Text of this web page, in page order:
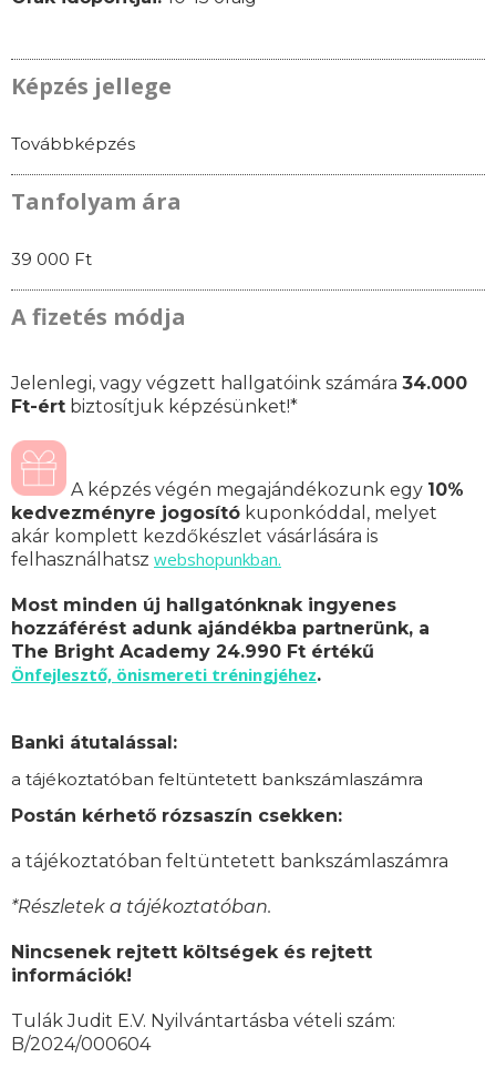
Képzés jellege
Továbbképzés
Tanfolyam ára
39 000 Ft
A fizetés módja
Jelenlegi, vagy végzett hallgatóink számára 34.000
Ft-ért biztosítjuk képzésünket!*
A képzés végén megajándékozunk egy 10%
kedvezményre jogosító kuponkóddal, melyet
akár komplett kezdőkészlet vásárlására is
felhasználhatsz webshopunkban.
Most minden új hallgatónknak ingyenes
hozzáférést adunk ajándékba partnerünk, a
The Bright Academy 24.990 Ft értékű
Önfejlesztő, önismereti tréningjéhez.
Banki átutalással:
a tájékoztatóban feltüntetett bankszámlaszámra
Postán kérhető rózsaszín csekken:
a tájékoztatóban feltüntetett bankszámlaszámra
*Részletek a tájékoztatóban.
Nincsenek rejtett költségek és rejtett
információk!
Tulák Judit E.V. Nyilvántartásba vételi szám:
B/2024/000604